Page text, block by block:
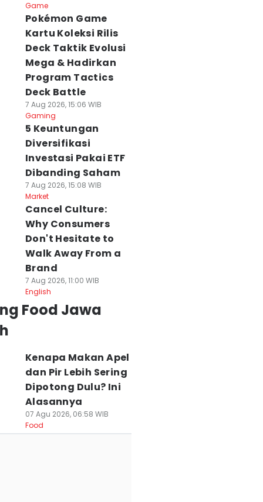
Game
Pokémon Game
Kartu Koleksi Rilis
Deck Taktik Evolusi
Mega & Hadirkan
Program Tactics
Deck Battle
7 Aug 2026, 15:06 WIB
Gaming
5 Keuntungan
Diversifikasi
Investasi Pakai ETF
Dibanding Saham
7 Aug 2026, 15:08 WIB
Market
Cancel Culture:
Why Consumers
Don't Hesitate to
Walk Away From a
Brand
7 Aug 2026, 11:00 WIB
English
Food Jawa
Kenapa Makan Apel
dan Pir Lebih Sering
Dipotong Dulu? Ini
Alasannya
07 Agu 2026, 06:58 WIB
Food